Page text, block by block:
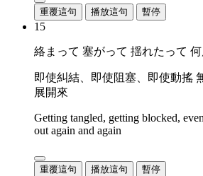
重覆這句 播放這句 暫停
15
絡まって 塞がって 揺れたって
即使糾結、即使阻塞、即使動搖
展開來
Getting tangled, getting blocked,
out again and again
重覆這句 播放這句 暫停